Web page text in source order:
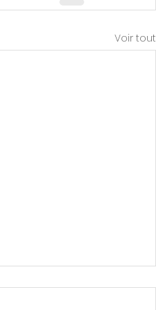
Voir tout
se protéger